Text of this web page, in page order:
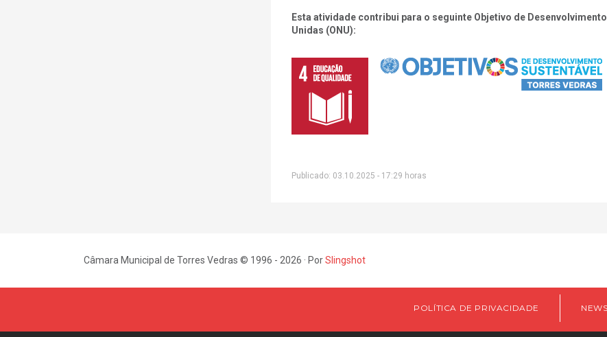
Esta atividade contribui para o seguinte Objetivo de
Unidas (ONU):
Publicado: 03.10.2025 - 17:29 horas
Câmara Municipal de Torres Vedras © 1996 - 2026 · PorSlingshot
POLÍTICA DE PRIVACIDADE